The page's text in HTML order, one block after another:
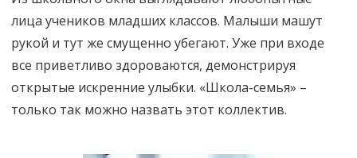
лица учеников младших классов. Малыши машут
рукой и тут же смущенно убегают. Уже при входе
все приветливо здороваются, демонстрируя
открытые искренние улыбки. «Школа-семья» –
только так можно назвать этот коллектив.